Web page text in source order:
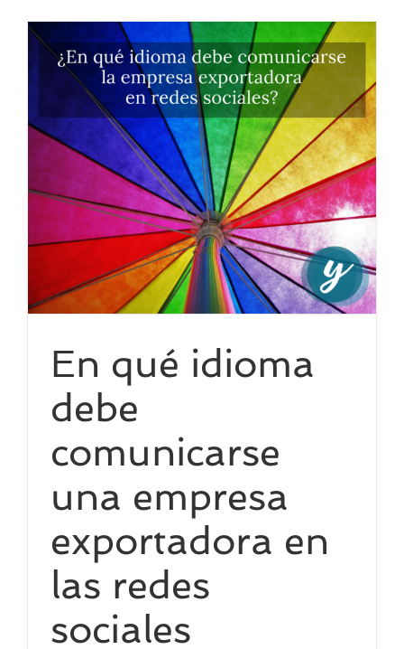
En qué idioma
debe
comunicarse
una empresa
exportadora en
las redes
sociales